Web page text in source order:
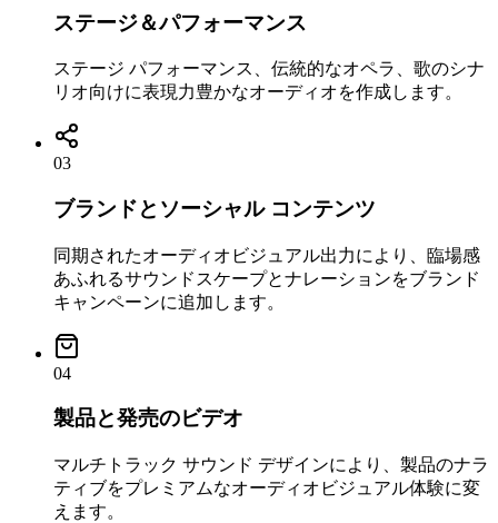
ステージ＆パフォーマンス
ステージ パフォーマンス、伝統的なオペラ、歌のシナ
リオ向けに表現力豊かなオーディオを作成します。
03
ブランドとソーシャル コンテンツ
同期されたオーディオビジュアル出力により、臨場感
あふれるサウンドスケープとナレーションをブランド
キャンペーンに追加します。
04
製品と発売のビデオ
マルチトラック サウンド デザインにより、製品のナラ
ティブをプレミアムなオーディオビジュアル体験に変
えます。